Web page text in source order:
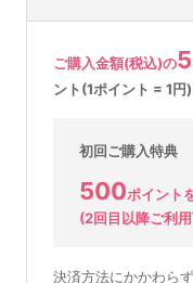
ご購入金額(税込)の5
ント(1ポイント = 1円
初回ご購入特典
500ポイント
(2回目以降ご利
決済方法にかかわら